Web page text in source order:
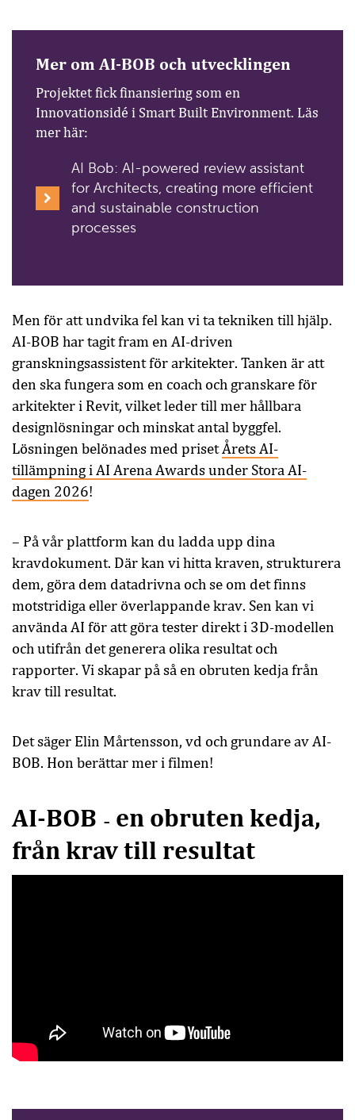
Mer om AI-BOB och utvecklingen
Projektet fick finansiering som en
Innovationsidé i Smart Built Environment. Läs
mer här:
AI Bob: AI-powered review assistant
for Architects, creating more efficient
and sustainable construction
processes
Men för att undvika fel kan vi ta tekniken till hjälp.
AI-BOB har tagit fram en AI-driven
granskningsassistent för arkitekter. Tanken är att
den ska fungera som en coach och granskare för
arkitekter i Revit, vilket leder till mer hållbara
designlösningar och minskat antal byggfel.
Lösningen belönades med prisetÅrets AI-
tillämpning i AI Arena Awards under Stora AI-
dagen 2026!
– På vår plattform kan du ladda upp dina
kravdokument. Där kan vi hitta kraven, strukturera
dem, göra dem datadrivna och se om det finns
motstridiga eller överlappande krav. Sen kan vi
använda AI för att göra tester direkt i 3D-modellen
och utifrån det generera olika resultat och
rapporter. Vi skapar på så en obruten kedja från
krav till resultat.
Det säger Elin Mårtensson, vd och grundare av AI-
BOB. Hon berättar mer i filmen!
AI-BOB – en obruten kedja,
från krav till resultat